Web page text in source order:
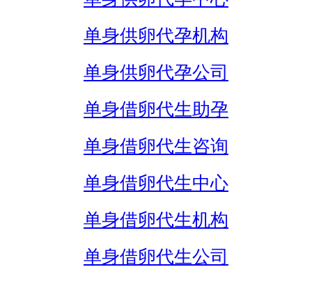
单身供卵代孕机构
单身供卵代孕公司
单身借卵代生助孕
单身借卵代生咨询
单身借卵代生中心
单身借卵代生机构
单身借卵代生公司